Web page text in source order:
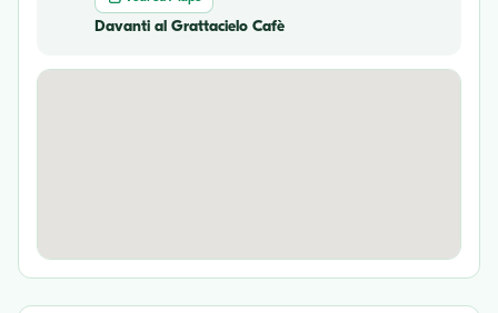
Davanti al Grattacielo Cafè